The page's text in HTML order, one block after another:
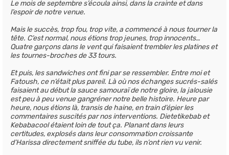
Le mois de septembre s’écoula ainsi, dans la crainte et dans
l’espoir de notre venue.
Mais le succès, trop fou, trop vite, a commencé à nous tourner la
tête. C’est normal, nous étions trop jeunes, trop innocents…
Quatre garçons dans le vent qui faisaient trembler les platines et
les tournes-broches de 33 tours.
Et puis, les sandwiches ont fini par se ressembler. Entre moi et
Fatoush, ce n’était plus pareil. Là où nos échanges sucrés-salés
faisaient au début la sauce samouraï de notre gloire, la jalousie
est peu à peu venue gangréner notre belle histoire. Heure par
heure, nous étions là, transis de haine, en train d’épier les
commentaires suscités par nos interventions. Dietetikebab et
Kebabacool étaient loin de tout ça. Planant dans leurs
certitudes, explosés dans leur consommation croissante
d’Harissa directement sniffée du tube, ils n’ont rien vu venir.